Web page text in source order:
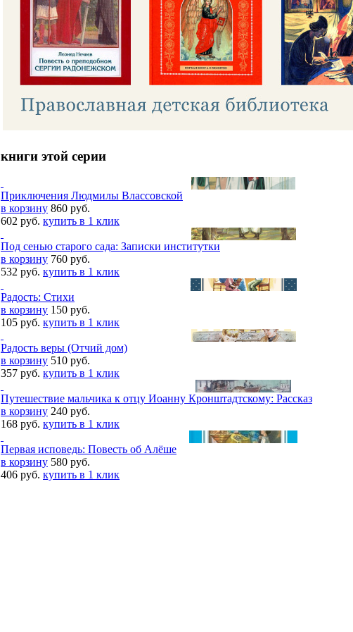
книги этой серии
Приключения Людмилы Влассовской
в корзину 860 руб.
602 руб. купить в 1 клик
Под сенью старого сада: Записки институтки
в корзину 760 руб.
532 руб. купить в 1 клик
Радость: Стихи
в корзину 150 руб.
105 руб. купить в 1 клик
Радость веры (Отчий дом)
в корзину 510 руб.
357 руб. купить в 1 клик
Путешествие мальчика к отцу Иоанну Кронштадтскому: Рассказ
в корзину 240 руб.
168 руб. купить в 1 клик
Первая исповедь: Повесть об Алёше
в корзину 580 руб.
406 руб. купить в 1 клик